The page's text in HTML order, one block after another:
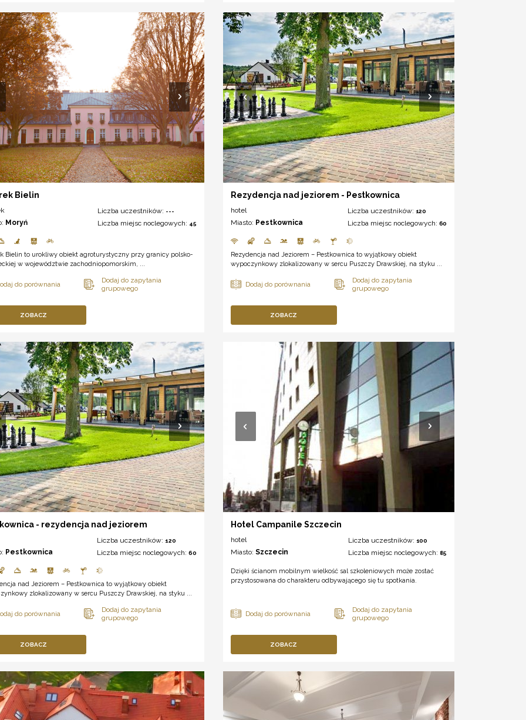
Bielin
Moryń
Liczba uczestników: ---
Liczba miejsc noclegowych: 45
Bielin to urokliwy obiekt agroturystyczny przy granicy polsko-
w województwie zachodniopomorskim, ...
ZOBACZ
Rezydencja nad jeziorem - Pestkownica
hotel
Miasto: Pestkownica
Liczba uczestników: 120
Liczba miejsc noclegowych: 60
Rezydencja nad Jeziorem – Pestkownica to wyjątkowy obiekt
wypoczynkowy zlokalizowany w sercu Puszczy Drawskiej, na styku ...
ZOBACZ
- rezydencja nad jeziorem
Pestkownica
Liczba uczestników:120
Liczba miejsc noclegowych:60
nad Jeziorem – Pestkownica to wyjątkowy obiekt
zlokalizowany w sercu Puszczy Drawskiej, na styku ...
ZOBACZ
Hotel Campanile Szczecin
hotel
Miasto:Szczecin
Liczba uczestników: 100
Liczba miejsc noclegowych: 85
Dzięki ścianom mobilnym wielkość sal szkoleniowych może zostać
przystosowana do charakteru odbywającego się tu spotkania.
ZOBACZ